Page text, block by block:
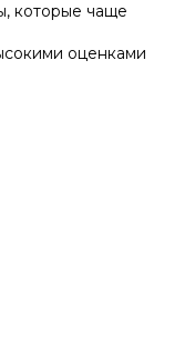
которые чаще
оценками